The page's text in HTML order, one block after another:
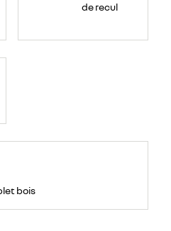
de recul
bois